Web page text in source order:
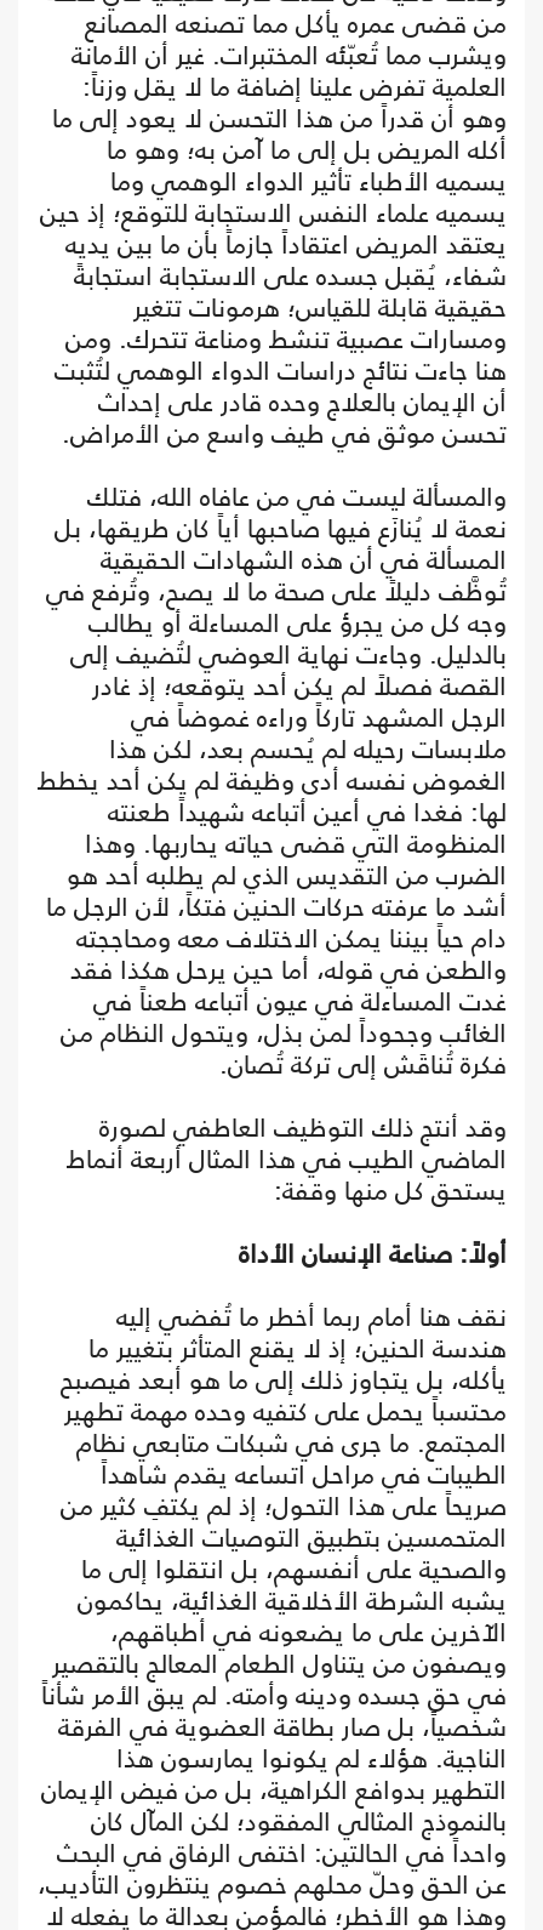
من قضى عمره يأكل مما تصنعه المصانع
ويشرب مما تُعبّئه المختبرات. غير أن الأمانة
العلمية تفرض علينا إضافة ما لا يقل وزناً:
وهو أن قدراً من هذا التحسن لا يعود إلى ما
أكله المريض بل إلى ما آمن به؛ وهو ما
يسميه الأطباء تأثير الدواء الوهمي وما
يسميه علماء النفس الاستجابة للتوقع؛ إذ حين
يعتقد المريض اعتقاداً جازماً بأن ما بين يديه
شفاء، يُقبل جسده على الاستجابة استجابةً
حقيقية قابلة للقياس؛ هرمونات تتغير
ومسارات عصبية تنشط ومناعة تتحرك. ومن
هنا جاءت نتائج دراسات الدواء الوهمي لتُثبت
أن الإيمان بالعلاج وحده قادر على إحداث
تحسن موثق في طيف واسع من الأمراض.
والمسألة ليست في من عافاه الله، فتلك
نعمة لا يُنازَع فيها صاحبها أياً كان طريقها، بل
المسألة في أن هذه الشهادات الحقيقية
تُوظَّف دليلاً على صحة ما لا يصح، وتُرفع في
وجه كل من يجرؤ على المساءلة أو يطالب
بالدليل. وجاءت نهاية العوضي لتُضيف إلى
القصة فصلاً لم يكن أحد يتوقعه؛ إذ غادر
الرجل المشهد تاركاً وراءه غموضاً في
ملابسات رحيله لم يُحسم بعد، لكن هذا
الغموض نفسه أدى وظيفة لم يكن أحد يخطط
لها: فغدا في أعين أتباعه شهيداً طعنته
المنظومة التي قضى حياته يحاربها. وهذا
الضرب من التقديس الذي لم يطلبه أحد هو
أشد ما عرفته حركات الحنين فتكاً، لأن الرجل ما
دام حياً بيننا يمكن الاختلاف معه ومحاججته
والطعن في قوله، أما حين يرحل هكذا فقد
غدت المساءلة في عيون أتباعه طعناً في
الغائب وجحوداً لمن بذل، ويتحول النظام من
فكرة تُناقَش إلى تركة تُصان.
وقد أنتج ذلك التوظيف العاطفي لصورة
الماضي الطيب في هذا المثال أربعة أنماط
يستحق كل منها وقفة:
أولاً: صناعة الإنسان الأداة
نقف هنا أمام ربما أخطر ما تُفضي إليه
هندسة الحنين؛ إذ لا يقنع المتأثر بتغيير ما
يأكله، بل يتجاوز ذلك إلى ما هو أبعد فيصبح
محتسباً يحمل على كتفيه وحده مهمة تطهير
المجتمع. ما جرى في شبكات متابعي نظام
الطيبات في مراحل اتساعه يقدم شاهداً
صريحاً على هذا التحول؛ إذ لم يكتفِ كثير من
المتحمسين بتطبيق التوصيات الغذائية
والصحية على أنفسهم، بل انتقلوا إلى ما
يشبه الشرطة الأخلاقية الغذائية، يحاكمون
الآخرين على ما يضعونه في أطباقهم،
ويصفون من يتناول الطعام المعالج بالتقصير
في حق جسده ودينه وأمته. لم يبق الأمر شأناً
شخصياً، بل صار بطاقة العضوية في الفرقة
الناجية. هؤلاء لم يكونوا يمارسون هذا
التطهير بدوافع الكراهية، بل من فيض الإيمان
بالنموذج المثالي المفقود؛ لكن المآل كان
واحداً في الحالتين: اختفى الرفاق في البحث
عن الحق وحلّ محلهم خصوم ينتظرون التأديب،
وهذا هو الأخطر؛ فالمؤمن بعدالة ما يفعله لا